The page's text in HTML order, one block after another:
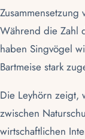
Zusammensetzung
Während die Zahl
haben Singvögel
Bartmeise stark
Die Leyhörn zeigt,
zwischen
wirtschaftlichen